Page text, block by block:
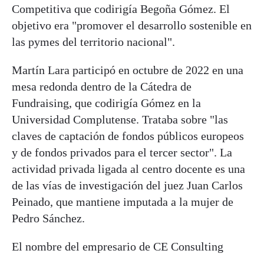
Competitiva que codirigía Begoña Gómez. El
objetivo era "promover el desarrollo sostenible en
las pymes del territorio nacional".
Martín Lara participó en octubre de 2022 en una
mesa redonda dentro de la Cátedra de
Fundraising, que codirigía Gómez en la
Universidad Complutense. Trataba sobre "las
claves de captación de fondos públicos europeos
y de fondos privados para el tercer sector". La
actividad privada ligada al centro docente es una
de las vías de investigación del juez Juan Carlos
Peinado, que mantiene imputada a la mujer de
Pedro Sánchez.
El nombre del empresario de CE Consulting